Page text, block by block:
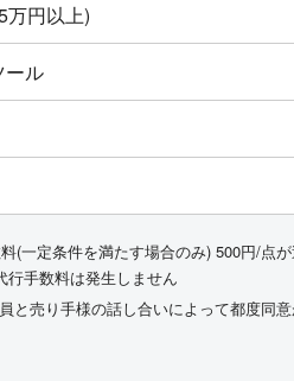
万円以上)
ール
(一定条件を満たす場合のみ) 500円/点
行手数料は発生しません
売り手様の話し合いによって都度同意